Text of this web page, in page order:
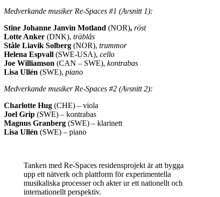
Medverkande musiker Re-Spaces #1 (Avsnitt 1):
Stine Johanne Janvin Motland (NOR), röst
Lotte Anker (DNK), träblås
Ståle Liavik Solberg (NOR), trummor
Helena Espvall (SWE-USA), cello
Joe Williamson (CAN – SWE), kontrabas
Lisa Ullén (SWE), piano
Medverkande musiker Re-Spaces #2 (Avsnitt 2):
Charlotte Hug (CHE) – viola
Joel Grip (SWE) – kontrabas
Magnus Granberg (SWE) – klarinett
Lisa Ullén (SWE) – piano
Tanken med Re-Spaces residensprojekt är att bygga
upp ett nätverk och plattform för experimentella
musikaliska processer och akter ur ett nationellt och
internationellt perspektiv.